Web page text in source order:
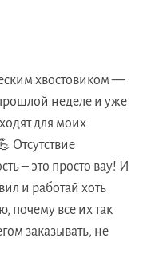
хвостовиком —
неделе и уже
для моих
Отсутствие
– это просто вау! И
и работай хоть
почему все их так
заказывать, не